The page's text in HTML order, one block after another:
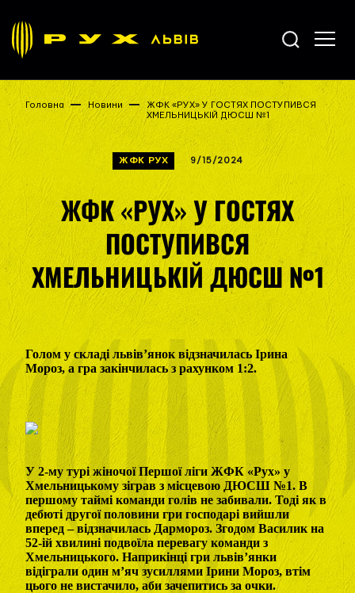
Головна Новини
ЖФК «РУХ» У ГОСТЯХ ПОСТУПИВСЯ
ХМЕЛЬНИЦЬКІЙ ДЮСШ №1
ЖФК РУХ 9/15/2024
ЖФК «РУХ» У ГОСТЯХ
ПОСТУПИВСЯ
ХМЕЛЬНИЦЬКІЙ ДЮСШ №1
Голом у складі львів’янок відзначилась Ірина
Мороз, а гра закінчилась з рахунком 1:2.
У 2-му турі жіночої Першої ліги ЖФК «Рух» у
Хмельницькому зіграв з місцевою ДЮСШ №1. В
першому таймі команди голів не забивали. Тоді як в
дебюті другої половини гри господарі вийшли
вперед – відзначилась Дармороз. Згодом Василик на
52-ій хвилині подвоїла перевагу команди з
Хмельницького. Наприкінці гри львів’янки
відіграли один м’яч зусиллями Ірини Мороз, втім
цього не вистачило, аби зачепитись за очки.